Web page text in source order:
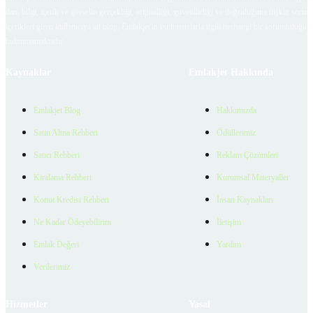
Emlakjet Blog
Satın Alma Rehberi
Satıcı Rehberi
Kiralama Rehberi
Konut Kredisi Rehberi
Ne Kadar Ödeyebilirim
Emlak Değeri
Verilerimiz
Hakkımızda
Ödüllerimiz
Reklam Çözümleri
Kurumsal Materyaller
İnsan Kaynakları
İletişim
Yardım